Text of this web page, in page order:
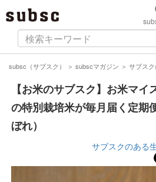
subsc（サブスク） ＞ subscマガジン ＞ サブス
【お米のサブスク】お米マ
の特別栽培米が毎月届く定期
ぼれ）
サブスクのある